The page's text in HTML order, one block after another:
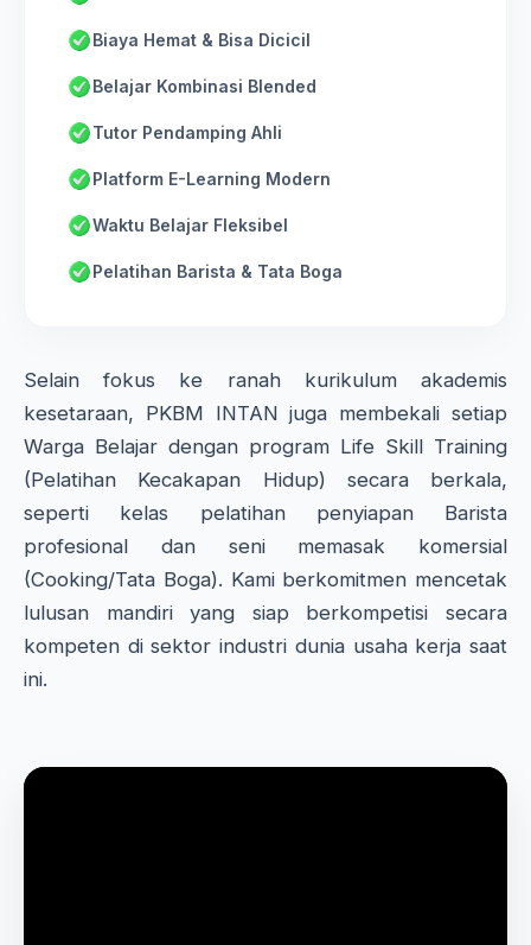
Biaya Hemat & Bisa Dicicil
Belajar Kombinasi Blended
Tutor Pendamping Ahli
Platform E-Learning Modern
Waktu Belajar Fleksibel
Pelatihan Barista & Tata Boga
Selain fokus ke ranah kurikulum akademis
kesetaraan, PKBM INTAN juga membekali setiap
Warga Belajar dengan program Life Skill Training
(Pelatihan Kecakapan Hidup) secara berkala,
seperti kelas pelatihan penyiapan Barista
profesional dan seni memasak komersial
(Cooking/Tata Boga). Kami berkomitmen mencetak
lulusan mandiri yang siap berkompetisi secara
kompeten di sektor industri dunia usaha kerja saat
ini.